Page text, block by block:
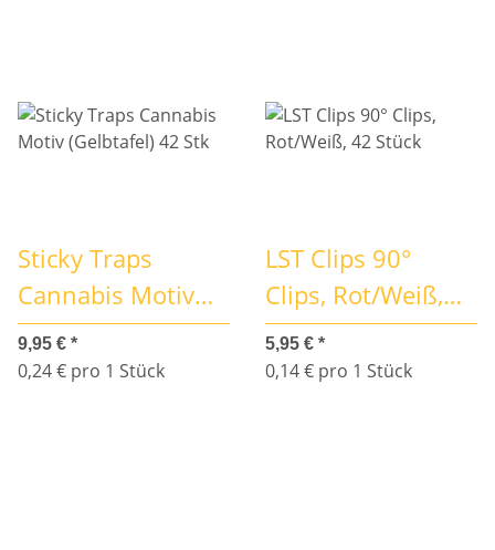
Sticky Traps
Cannabis Motiv
(Gelbtafel) 42 Stk
9,95 € *
0,24 € pro 1 Stück
LST Clips 90°
Clips, Rot/Weiß,
42 Stück
5,95 € *
0,14 € pro 1 Stück